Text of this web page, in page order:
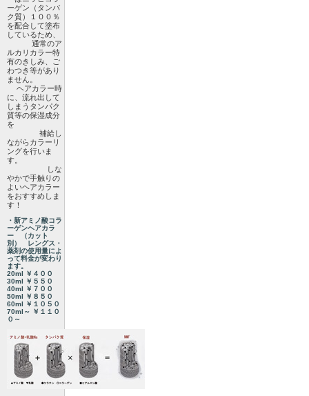
ーゲン（タンパ
ク質）１００％
を配合して塗布
しているため、
通常のア
ルカリカラー特
有のきしみ、ご
わつき等があり
ません。
ヘアカラー時
に、流れ出して
しまうタンパク
質等の保湿成分
を
補給し
ながらカラーリ
ングを行いま
す。
しな
やかで手触りの
よいヘアカラー
をおすすめしま
す！
・新アミノ酸コラ
ーゲンヘアカラ
ー （カット
別） レングス・
薬剤の使用量によ
って料金が変わり
ます。
20ml ￥４００
30ml ￥５５０
40ml ￥７００
50ml ￥８５０
60ml ￥１０５０
70ml～ ￥１１０
０～